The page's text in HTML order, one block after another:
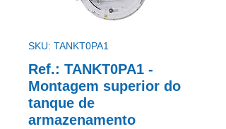
SKU: TANKT0PA1
Ref.: TANKT0PA1 -
Montagem superior do
tanque de
armazenamento